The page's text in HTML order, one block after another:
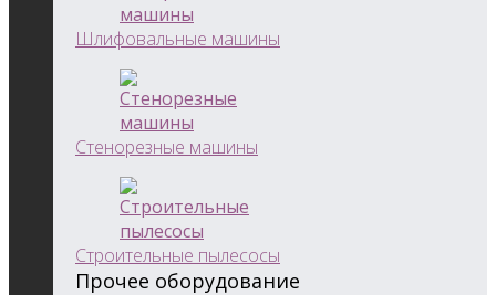
Шлифовальные машины
Стенорезные машины
Строительные пылесосы
Прочее оборудование